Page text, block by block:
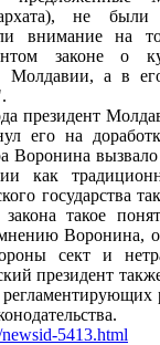
не
внимание на
законе о
Молдавии, а в
президент
его на
Воронина
как
государства
такое
Воронина,
сект и
президент
5413.html